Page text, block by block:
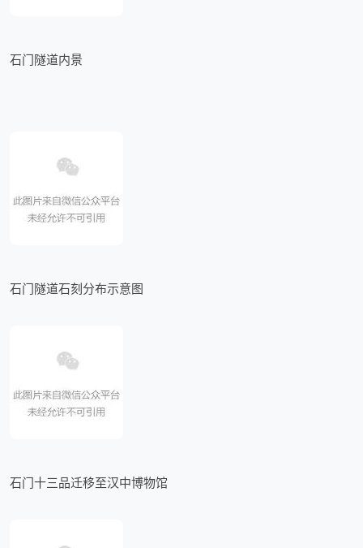
石门隧道内景
石门隧道石刻分布示意图
石门十三品迁移至汉中博物馆